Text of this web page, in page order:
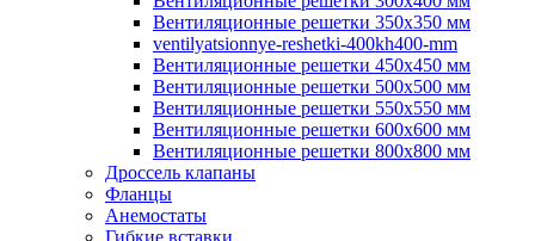
Вентиляционные решетки 350х350 мм
ventilyatsionnye-reshetki-400kh400-mm
Вентиляционные решетки 450х450 мм
Вентиляционные решетки 500х500 мм
Вентиляционные решетки 550х550 мм
Вентиляционные решетки 600х600 мм
Вентиляционные решетки 800х800 мм
Дроссель клапаны
Фланцы
Анемостаты
Гибкие вставки